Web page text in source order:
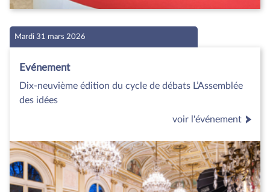
Mardi 31 mars 2026
Evénement
Dix-neuvième édition du cycle de débats L’Assemblée
des idées
voir l'événement